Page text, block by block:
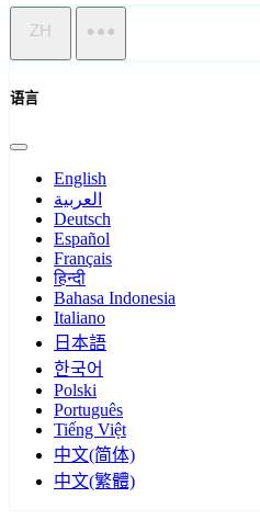
ZH
语言
English
العربية
Deutsch
Español
Français
हिन्दी
Bahasa Indonesia
Italiano
日本語
한국어
Polski
Português
Tiếng Việt
中文(简体)
中文(繁體)